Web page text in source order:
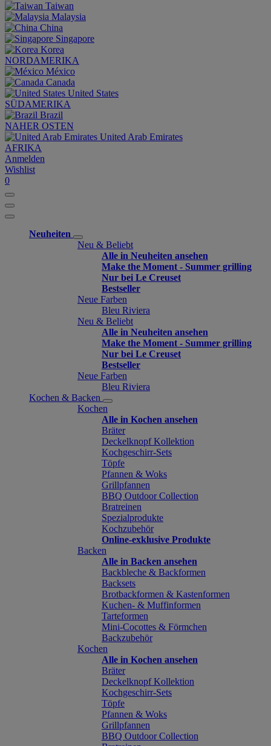
Taiwan
Malaysia
China
Singapore
Korea
NORDAMERIKA
México
Canada
United States
SÜDAMERIKA
Brazil
NAHER OSTEN
United Arab Emirates
AFRIKA
Anmelden
Wishlist
0
Neuheiten
Neu & Beliebt
Alle in Neuheiten ansehen
Make the Moment - Summer grilling
Nur bei Le Creuset
Bestseller
Neue Farben
Bleu Riviera
Neu & Beliebt
Alle in Neuheiten ansehen
Make the Moment - Summer grilling
Nur bei Le Creuset
Bestseller
Neue Farben
Bleu Riviera
Kochen & Backen
Kochen
Alle in Kochen ansehen
Bräter
Deckelknopf Kollektion
Kochgeschirr-Sets
Töpfe
Pfannen & Woks
Grillpfannen
BBQ Outdoor Collection
Bratreinen
Spezialprodukte
Kochzubehör
Online-exklusive Produkte
Backen
Alle in Backen ansehen
Backbleche & Backformen
Backsets
Brotbackformen & Kastenformen
Kuchen- & Muffinformen
Tarteformen
Mini-Cocottes & Förmchen
Backzubehör
Kochen
Alle in Kochen ansehen
Bräter
Deckelknopf Kollektion
Kochgeschirr-Sets
Töpfe
Pfannen & Woks
Grillpfannen
BBQ Outdoor Collection